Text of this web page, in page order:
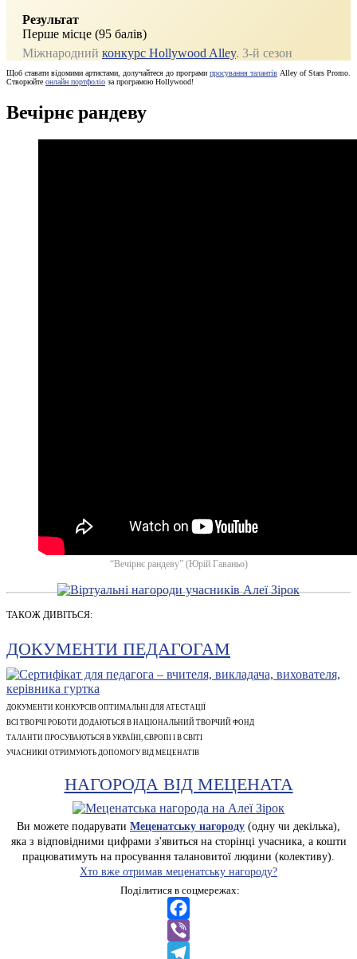
Результат
Перше місце (95 балів)
Міжнародний конкурс Hollywood Alley. 3-й сезон
Щоб ставати відомими артистами, долучайтеся до програми просування талантів Alley of Stars Promo.
Створюйте онлайн портфоліо за програмою Hollywood!
Вечірнє рандеву
“Вечірнє рандеву” (Юрій Гаваньо)
ТАКОЖ ДИВІТЬСЯ:
ДОКУМЕНТИ ПЕДАГОГАМ
ДОКУМЕНТИ КОНКУРСІВ ОПТИМАЛЬНІ ДЛЯ АТЕСТАЦІЇ
ВСІ ТВОРЧІ РОБОТИ ДОДАЮТЬСЯ В НАЦІОНАЛЬНИЙ ТВОРЧИЙ ФОНД
ТАЛАНТИ ПРОСУВАЮТЬСЯ В УКРАЇНІ, ЄВРОПІ І В СВІТІ
УЧАСНИКИ ОТРИМУЮТЬ ДОПОМОГУ ВІД МЕЦЕНАТІВ
НАГОРОДА ВІД МЕЦЕНАТА
Ви можете подарувати Меценатську нагороду (одну чи декілька),
яка з відповідними цифрами з'явиться на сторінці учасника, а кошти
працюватимуть на просування талановитої людини (колективу).
Хто вже отримав меценатську нагороду?
Поділитися в соцмережах:
Facebook
Viber